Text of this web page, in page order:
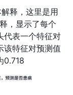
释，这里是用
，显示了每个
代表一个特征对
该特征对预测值
0.718